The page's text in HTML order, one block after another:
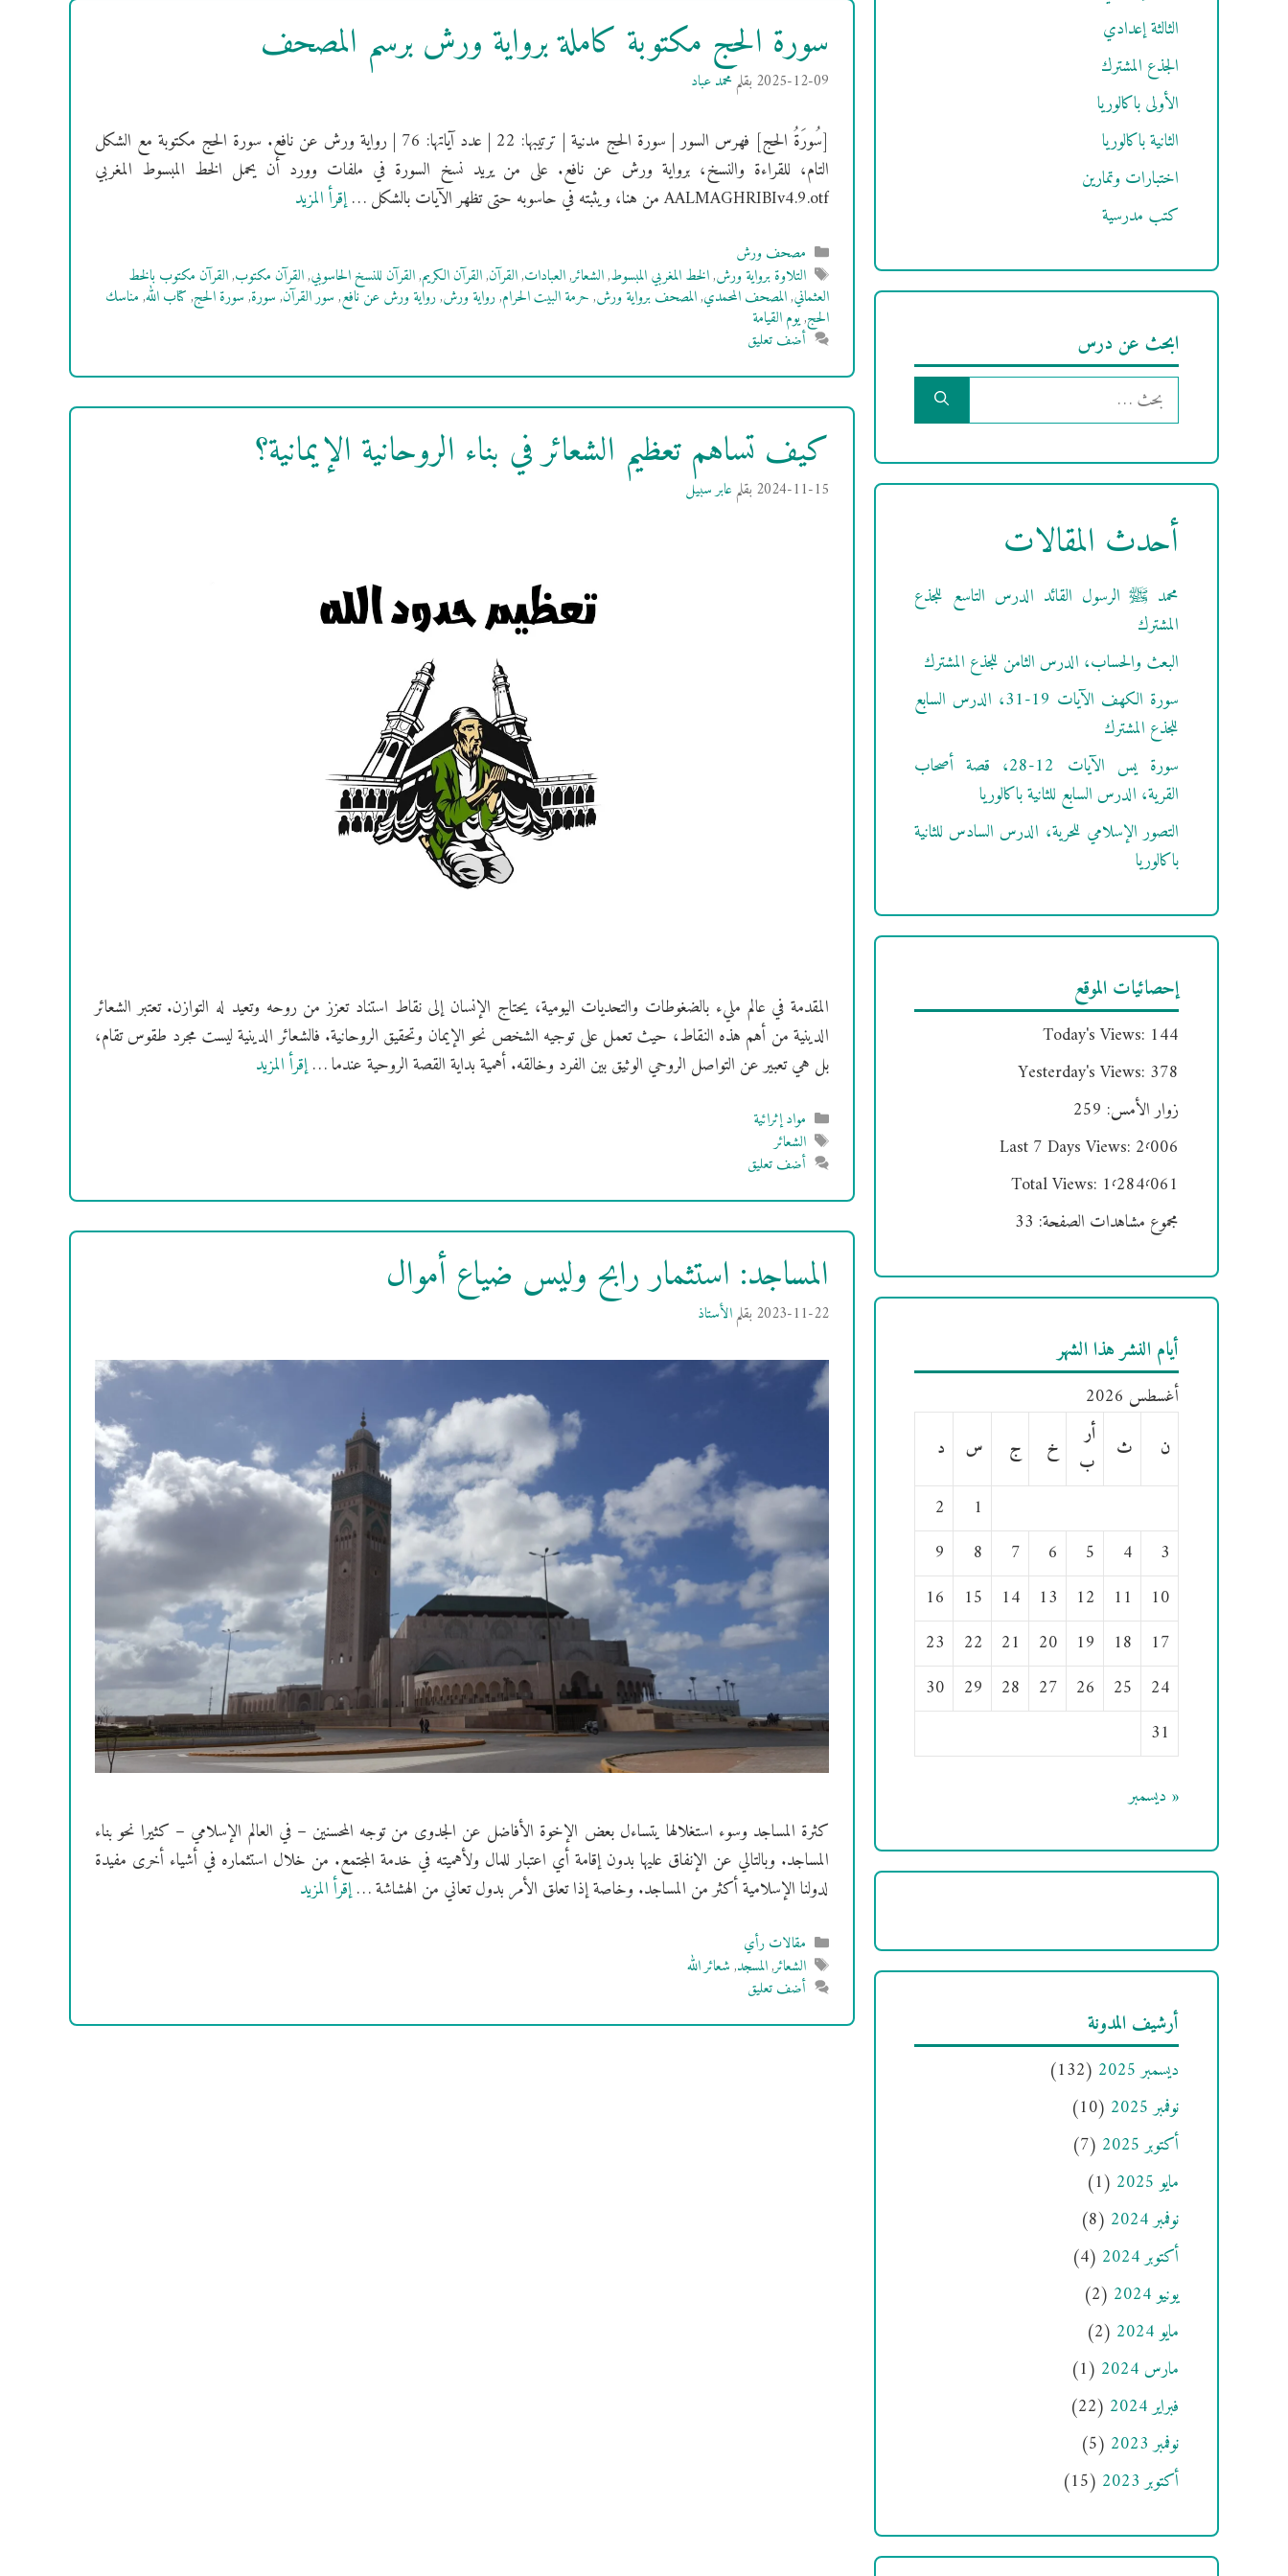
سورة الحج مكتوبة كاملة برواية ورش برسم المصحف
2025-12-09 بقلممحمد عباد
[سُورَةُ الحج] فهرس السور | سورة الحج مدنية | ترتيبها: 22 | عدد آياتها: 76 | رواية ورش عن نافع. سورة الحج مكتوبة مع الشكل
التام، للقراءة والنسخ، برواية ورش عن نافع. على من يريد نسخ السورة في ملفات وورد أن يحمل الخط المبسوط المغربي
AALMAGHRIBIv4.9.otf من هنا، ويثبته في حاسوبه حتى تظهر الآيات بالشكل …
إقرأ المزيد
التصنيفات
مصحف ورش
الوسوم
التلاوة برواية ورش,الخط المغربي المبسوط,الشعائر,العبادات,القرآن,القرآن الكريم,القرآن للنسخ الحاسوبي,القرآن مكتوب,القرآن مكتوب بالخط
العثماني,المصحف المحمدي,المصحف برواية ورش,حرمة البيت الحرام,رواية ورش,رواية ورش عن نافع,سور القرآن,سورة,سورة الحج,كتاب الله,مناسك
الحج,يوم القيامة
أضف تعليق
كيف تساهم تعظيم الشعائر في بناء الروحانية الإيمانية؟
2024-11-15 بقلمعابر سبيل
المقدمة في عالم مليء بالضغوطات والتحديات اليومية، يحتاج الإنسان إلى نقاط استناد تعزز من روحه وتعيد له التوازن. تعتبر الشعائر
الدينية من أهم هذه النقاط، حيث تعمل على توجيه الشخص نحو الإيمان وتحقيق الروحانية. فالشعائر الدينية ليست مجرد طقوس تقام،
بل هي تعبير عن التواصل الروحي الوثيق بين الفرد وخالقه. أهمية بداية القصة الروحية عندما …إقرأ المزيد
التصنيفات
مواد إثرائية
الوسوم
الشعائر
أضف تعليق
المساجد: استثمار رابح وليس ضياع أموال
2023-11-22 بقلمالأستاذ
كثرة المساجد وسوء استغلالها يتساءل بعض الإخوة الأفاضل عن الجدوى من توجه المحسنين – في العالم الإسلامي – كثيرا نحو بناء
المساجد. وبالتالي عن الإنفاق عليها بدون إقامة أي اعتبار للمال ولأهميته في خدمة المجتمع. من خلال استثماره في أشياء أخرى مفيدة
لدولنا الإسلامية أكثر من المساجد. وخاصة إذا تعلق الأمر بدول تعاني من الهشاشة …إقرأ المزيد
التصنيفات
مقالات رأي
الوسوم
الشعائر,المسجد,شعائر الله
أضف تعليق
الثالثة إعدادي
الجذع المشترك
الأولى باكالوريا
الثانية باكالوريا
اختبارات وتمارين
كتب مدرسية
ابحث عن درس
البحث
عن:
أحدث المقالات
محمد ﷺ الرسول القائد الدرس التاسع للجذع
المشترك
البعث والحساب، الدرس الثامن للجذع المشترك
سورة الكهف الآيات 19-31، الدرس السابع
للجذع المشترك
سورة يس الآيات 12-28، قصة أصحاب
القرية، الدرس السابع للثانية باكالوريا
التصور الإسلامي للحرية، الدرس السادس للثانية
باكالوريا
إحصائيات الموقع
Today's Views: 144
Yesterday's Views: 378
زوار الأمس: 259
Last 7 Days Views: 2٬006
Total Views: 1٬284٬061
مجموع مشاهدات الصفحة: 33
أيام النشر هذا الشهر
أغسطس 2026
ن
ث
أر
ب
خ ج س
د
1
2
3
4
5
6
7
8
9
10
11
12
13
14
15
16
17
18
19
20
21
22
23
24
25
26
27
28
29
30
31
« ديسمبر
أرشيف المدونة
ديسمبر 2025
(132)
نوفمبر 2025
(10)
أكتوبر 2025
(7)
مايو 2025
(1)
نوفمبر 2024
(8)
أكتوبر 2024
(4)
يونيو 2024
(2)
مايو 2024
(2)
مارس 2024
(1)
فبراير 2024
(22)
نوفمبر 2023
(5)
أكتوبر 2023
(15)